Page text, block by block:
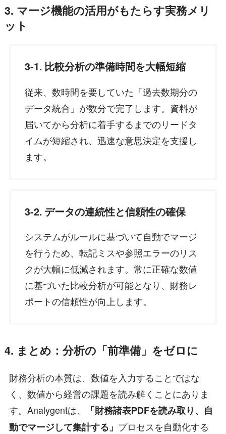
3. マージ機能の活用がもたらす実務メリ
ット
3-1. 比較分析の準備時間を大幅短縮
従来、数時間を要していた「過去数期分の
データ統合」が数分で完了します。資料が
届いてから分析に着手するまでのリードタ
イムが短縮され、迅速な意思決定を支援し
ます。
3-2. データの連続性と信頼性の確保
システムがルールに基づいて自動でマージ
を行うため、転記ミスや参照エラーのリス
クが大幅に低減されます。常に正確な数値
に基づいた比較分析が可能となり、財務レ
ポートの信頼性が向上します。
4. まとめ：分析の「前準備」をゼロに
財務分析の本質は、数値を入力することではな
く、数値から経営の課題を読み解くことにありま
す。Analygentは、
「財務諸表PDFを読み取り、自
動でマージして集計する」 プロセスを自動化する